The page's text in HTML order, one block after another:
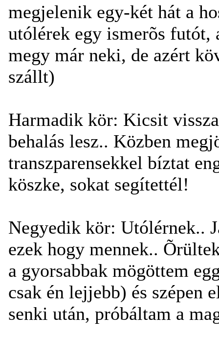
megjelenik egy-két hát a
utólérek egy ismerõs futót,
megy már neki, de azért
szállt)
Harmadik kör: Kicsit
behalás lesz.. Közben
transzparensekkel bíztat
köszke, sokat segítettél!
Negyedik kör: Utólérnek..
ezek hogy mennek..
a gyorsabbak mögöttem
csak én lejjebb) és szépen
senki után, próbáltam a